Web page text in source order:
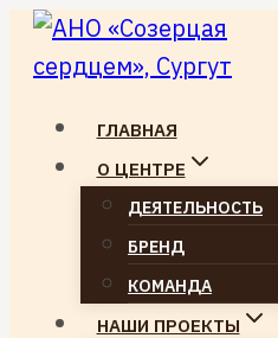
Перейти
ГЛАВНАЯ
О ЦЕНТРЕ
ДЕЯТЕЛЬНОСТЬ
БРЕНД
КОМАНДА
НАШИ ПРОЕКТЫ